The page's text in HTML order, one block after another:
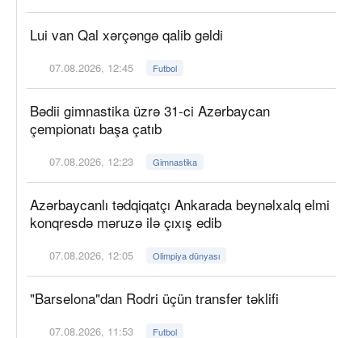
Lui van Qal xərçəngə qalib gəldi
07.08.2026, 12:45 Futbol
Bədii gimnastika üzrə 31-ci Azərbaycan
çempionatı başa çatıb
07.08.2026, 12:23 Gimnastika
Azərbaycanlı tədqiqatçı Ankarada beynəlxalq elmi
konqresdə məruzə ilə çıxış edib
07.08.2026, 12:05 Olimpiya dünyası
"Barselona"dan Rodri üçün transfer təklifi
07.08.2026, 11:53 Futbol